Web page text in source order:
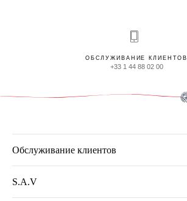
ОБСЛУЖИВАНИЕ КЛИЕНТОВ
+33 1 44 88 02 00
Обслуживание клиентов
S.A.V